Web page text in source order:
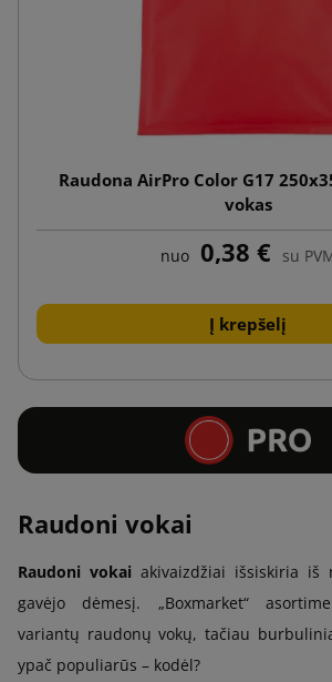
Raudona AirPro Color G17
vokas
nuo 0,38 € su
Į krepšelį
Raudoni vokai
Raudoni vokai akivaizdžiai išsiskiria iš
gavėjo dėmesį. „Boxmarket“
variantų raudonų vokų, tačiau
ypač populiarūs – kodėl?